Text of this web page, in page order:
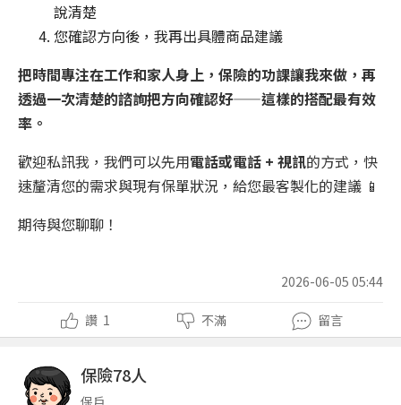
說清楚
您確認方向後，我再出具體商品建議
把時間專注在工作和家人身上，保險的功課讓我來做，再
透過一次清楚的諮詢把方向確認好——這樣的搭配最有效
率。
歡迎私訊我，我們可以先用電話或電話 + 視訊的方式，快
速釐清您的需求與現有保單狀況，給您最客製化的建議 📱
期待與您聊聊！
2026-06-05 05:44
讚 1 不滿 留言
保險78人